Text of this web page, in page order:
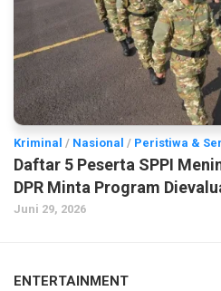
Kriminal / Nasional / Peristiwa &
Daftar 5 Peserta SPPI
DPR Minta Program
Juni 29, 2026
ENTERTAINMENT